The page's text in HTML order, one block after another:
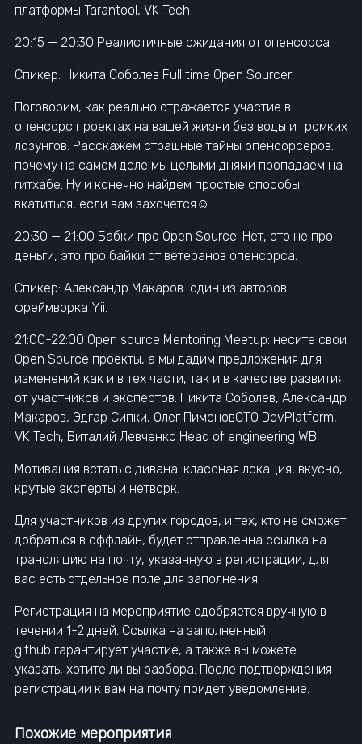
платформы Tarantool, VK Tech
20:15 — 20:30 Реалистичные ожидания от опенсорса
Спикер: Никита Соболев Full time Open Sourcer
Поговорим, как реально отражается участие в
опенсорс проектах на вашей жизни без воды и громких
лозунгов. Расскажем страшные тайны опенсорсеров:
почему на самом деле мы целыми днями пропадаем на
гитхабе. Ну и конечно найдем простые способы
вкатиться, если вам захочется☺
20:30 — 21:00 Бабки про Open Source. Нет, это не про
деньги, это про байки от ветеранов опенсорса.
Спикер: Александр Макаров один из авторов
фреймворка Yii.
21:00-22:00 Open source Mentoring Meetup: несите свои
Open Spurce проекты, а мы дадим предложения для
изменений как и в тех части, так и в качестве развития
от участников и экспертов: Никита Соболев, Александр
Макаров, Эдгар Сипки, Олег ПименовСТО DevPlatform,
VK Tech, Виталий Левченко Head of engineering WB.
Мотивация встать с дивана: классная локация, вкусно,
крутые эксперты и нетворк.
Для участников из других городов, и тех, кто не сможет
добраться в оффлайн, будет отправленна ссылка на
трансляцию на почту, указанную в регистрации, для
вас есть отдельное поле для заполнения.
Регистрация на мероприятие одобряется вручную в
течении 1-2 дней. Ссылка на заполненный
github гарантирует участие, а также вы можете
указать, хотите ли вы разбора. После подтверждения
регистрации к вам на почту придет уведомление.
Похожие мероприятия